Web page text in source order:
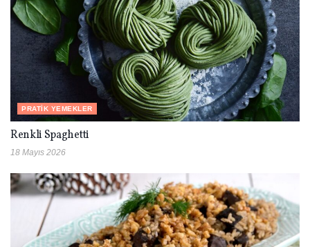
PRATIK YEMEKLER
Renkli Spaghetti
18 Mayıs 2026